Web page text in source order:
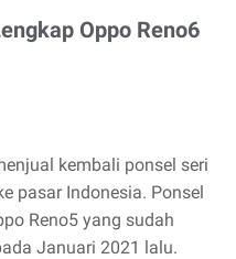
Oppo Reno6
kembali ponsel seri
pasar Indonesia. Ponsel
Reno5 yang sudah
Januari 2021 lalu.